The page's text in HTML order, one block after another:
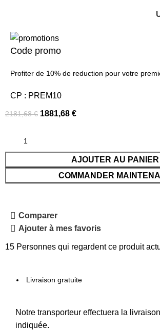
Code promo
Profiter de 10% de reduction pour votre
CP : PREM10
2181,68€ 1881,68€
AJOUTER AU PANIER
COMMANDER
Comparer
Ajouter à mes favoris
15 Personnes qui regardent ce produit
Livraison gratuite
Notre transporteur effectuera la
indiquée.